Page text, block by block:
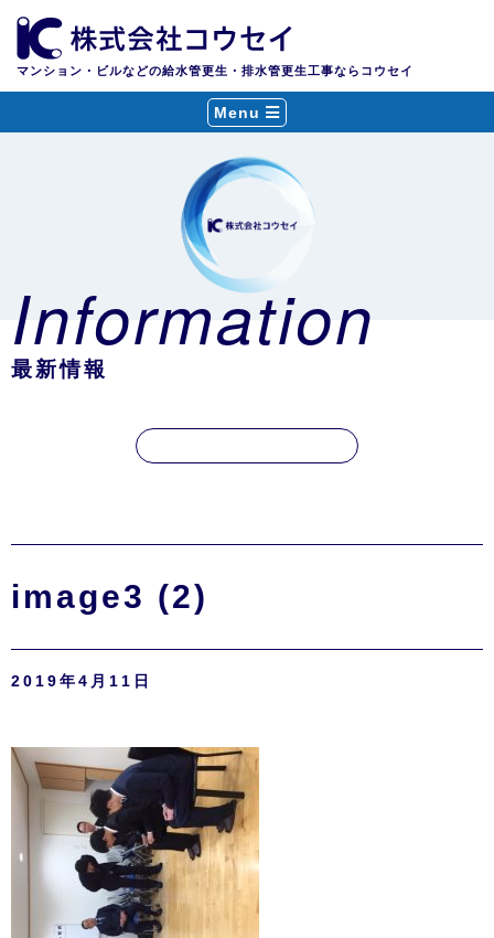
マンション・ビルなどの給水管更生・排水管更生工事ならコウセイ
Menu
Information
最新情報
image3 (2)
2019年4月11日